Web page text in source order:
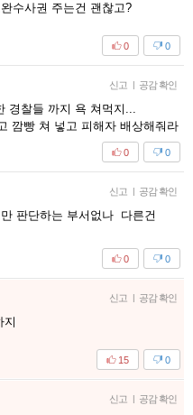
수사권 주는건 괜찮고?
0
0
신고 | 공감 확인
경찰들 까지 욕 쳐먹지...
깜빵 쳐 넣고 피해자 배상해줘라
0
0
신고 | 공감 확인
판단하는 부서없나 다른건
0
0
신고 | 공감 확인
지
0
15
신고 | 공감 확인